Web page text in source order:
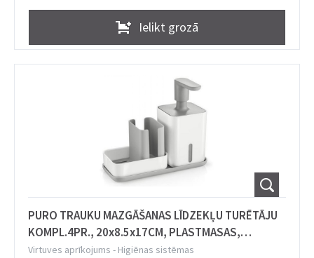
Ielikt grozā
PURO TRAUKU MAZGĀŠANAS LĪDZEKĻU TURĒTĀJU
KOMPL.4PR., 20x8.5x17CM, PLASTMASAS,
Tescoma
Virtuves aprīkojums - Higiēnas sistēmas